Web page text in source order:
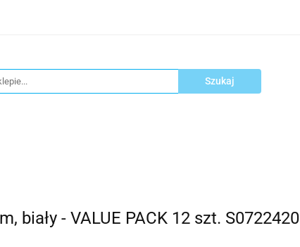
biały - VALUE PACK 12 szt. S0722420